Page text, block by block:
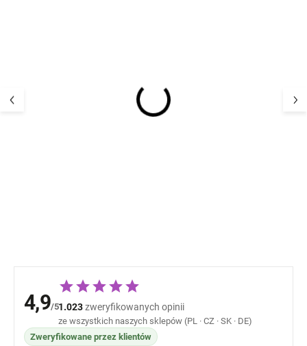
4,9/51.023zweryfikowanych opinii
ze wszystkich naszych sklepów (PL · CZ · SK · DE)
Zweryfikowane przez klientów